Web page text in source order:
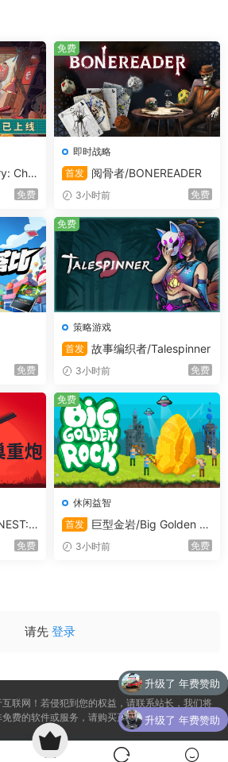
未知元素
法耕种的火山版图、满是巧克力超甜
海滩。
域，数十种独特建筑与上百种趣味道
尽
会暴涨，你需要在有限的精力和随机
度刁钻的挑战清单，面向真正的策略
Chill
免费
即时战略
首发
阅骨者/BONEREADER
3小时前 免费
免费
免费
策略游戏
首发 故事编织者/Talespinner
3小时前 免费
免费
免费
休闲益智
首发
巨型金岩/Big Golden R
ock3小时前 免费
免费
请先 登录
联网！若侵犯到您的权益，请联系站长，我们将
费的软件或服务，请购买正版授权并合法使用。
升级了 年费赞助
升级了 年费赞助
购买了 亚洲之子：东方之乡/Son Of Asia